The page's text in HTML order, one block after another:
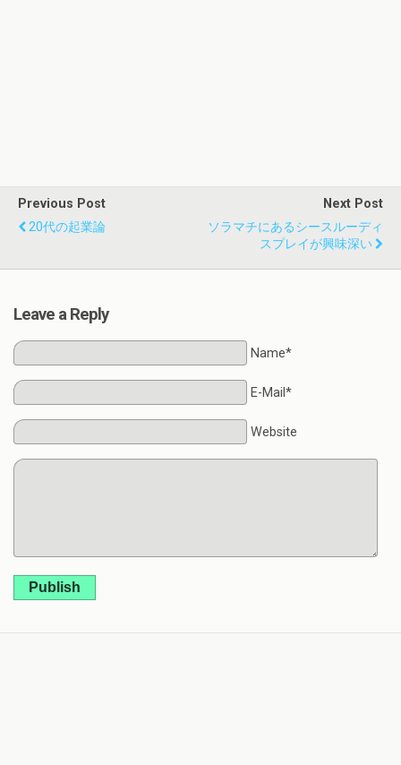
Previous Post
20代の起業論
Next Post
ソラマチにあるシースルーディ
スプレイが興味深い
Leave a Reply
Name*
E-Mail*
Website
Publish